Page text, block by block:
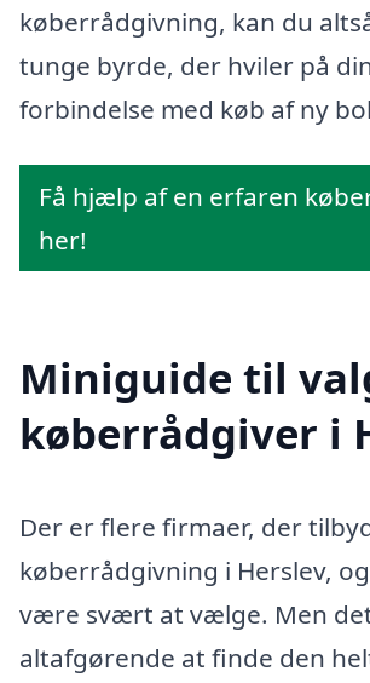
køberrådgivning, kan du
tunge byrde, der hviler på
forbindelse med køb af ny
Få hjælp af en erfaren
her!
Miniguide til
køberrådgiver i
Der er flere firmaer, der
køberrådgivning i Herslev,
være svært at vælge. Men
altafgørende at finde den